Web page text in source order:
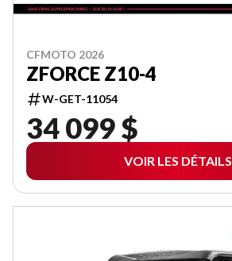
CFMOTO 2026
ZFORCE Z10-4
W-GET-11054
34 099 $
VOIR LES DÉTAILS